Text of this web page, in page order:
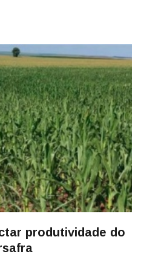
produtividade do